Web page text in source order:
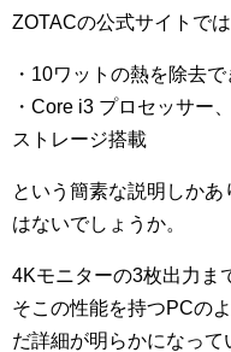
ZOTACの公式サイトでは
・10ワットの熱を除去
・Core i3 プロセッサー
ストレージ搭載
という簡素な説明しか
はないでしょうか。
4Kモニターの3枚出力ま
そこの性能を持つPCの
だ詳細が明らかになっ